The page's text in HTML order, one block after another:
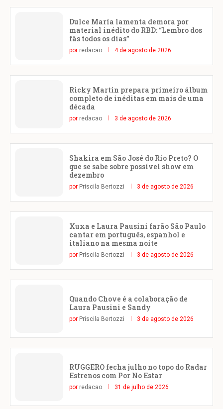
Dulce María lamenta demora por
material inédito do RBD: “Lembro dos
fãs todos os dias”
por redacao 4 de agosto de 2026
Ricky Martin prepara primeiro álbum
completo de inéditas em mais de uma
década
por redacao 3 de agosto de 2026
Shakira em São José do Rio Preto? O
que se sabe sobre possível show em
dezembro
por Priscila Bertozzi 3 de agosto de 2026
Xuxa e Laura Pausini farão São Paulo
cantar em português, espanhol e
italiano na mesma noite
por Priscila Bertozzi 3 de agosto de 2026
Quando Chove é a colaboração de
Laura Pausini e Sandy
por Priscila Bertozzi 3 de agosto de 2026
RUGGERO fecha julho no topo do Radar
Estrenos com Por No Estar
por redacao 31 de julho de 2026